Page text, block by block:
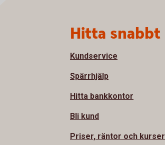
Hitta snabbt
Kundservice
Spärrhjälp
Hitta bankkontor
Bli kund
Priser, räntor och kurser